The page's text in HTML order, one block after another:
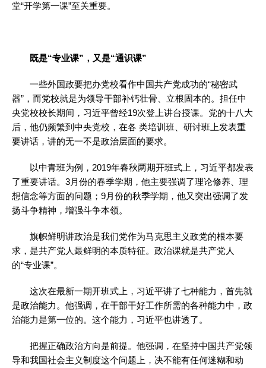
堂“开学第一课”至关重要。
既是“专业课”，又是“通识课”
一些外国政要把办党校看作中国共产党成功的“秘密武
器”，而党校就是为领导干部补钙壮骨、立根固本的。担任中
央党校校长期间，习近平曾经19次登上讲台授课。党的十八大
后，他仍频繁到中央党校，在各 类培训班、研讨班上发表重
要讲话，讲的无一不是政治层面的要求。
以中青班为例，2019年春秋两期开班式上，习近平都发表
了重要讲话。3月份的春季学期，他主要强调了理论修养、理
想信念等方面的问题；9月份的秋季学期，他又突出强调了发
扬斗争精神，增强斗争本领。
旗帜鲜明讲政治是我们党作为马克思主义政党的根本要
求，是共产党人最鲜明的本质特征。政治课就是共产党人
的“专业课”。
这次在最新一期开班式上，习近平讲了七种能力，首先就
是政治能力。他强调，在干部干好工作所需的各种能力中，政
治能力是第一位的。这个能力，习近平也讲透了。
把握正确政治方向是前提。他强调，在坚持中国共产党领
导和我国社会主义制度这个问题上，决不能有任何迷糊和动